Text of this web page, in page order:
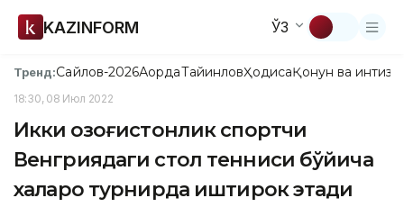
KAZINFORM ЎЗ
Тренд:Сайлов-2026АқордаТайинловҲодисаҚонун ва
18:30, 08 Июл 2022
Икки қозоғистонлик спортчи
Венгриядаги стол тенниси бўйича
халқаро турнирда иштирок этади